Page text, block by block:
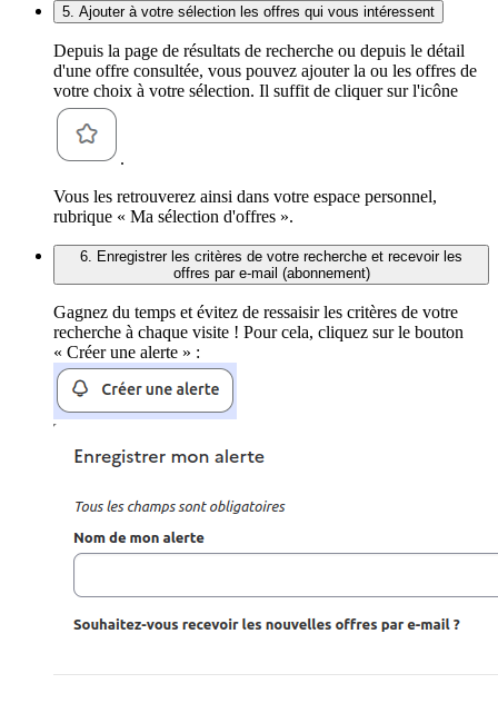
5. Ajouter à votre sélection les offres qui vous intéressent
Depuis la page de résultats de recherche ou depuis le détail
d'une offre consultée, vous pouvez ajouter la ou les offres de
votre choix à votre sélection. Il suffit de cliquer sur l'icône
.
Vous les retrouverez ainsi dans votre espace personnel,
rubrique « Ma sélection d'offres ».
6. Enregistrer les critères de votre recherche et recevoir les
offres par e-mail (abonnement)
Gagnez du temps et évitez de ressaisir les critères de votre
recherche à chaque visite ! Pour cela, cliquez sur le bouton
« Créer une alerte » :